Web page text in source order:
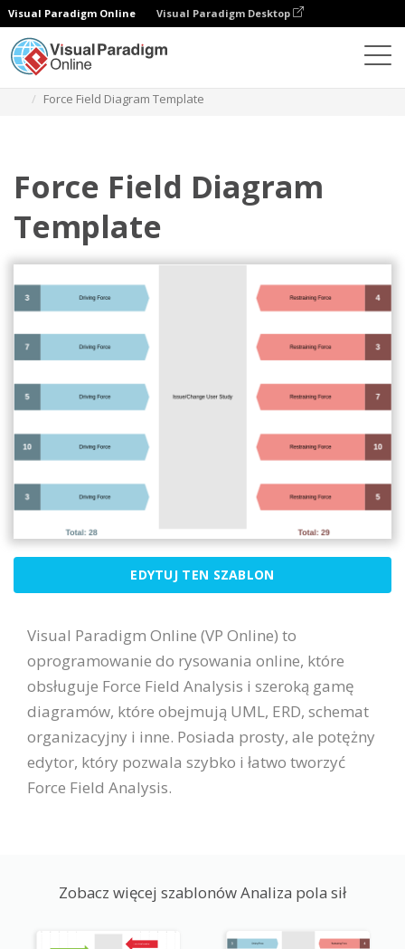
Visual Paradigm Online Visual Paradigm Desktop
Force Field Diagram Template
Force Field Diagram
Template
EDYTUJ TEN SZABLON
Visual Paradigm Online (VP Online) to
oprogramowanie do rysowania online, które
obsługuje Force Field Analysis i szeroką gamę
diagramów, które obejmują UML, ERD, schemat
organizacyjny i inne. Posiada prosty, ale potężny
edytor, który pozwala szybko i łatwo tworzyć
Force Field Analysis.
Zobacz więcej szablonów Analiza pola sił